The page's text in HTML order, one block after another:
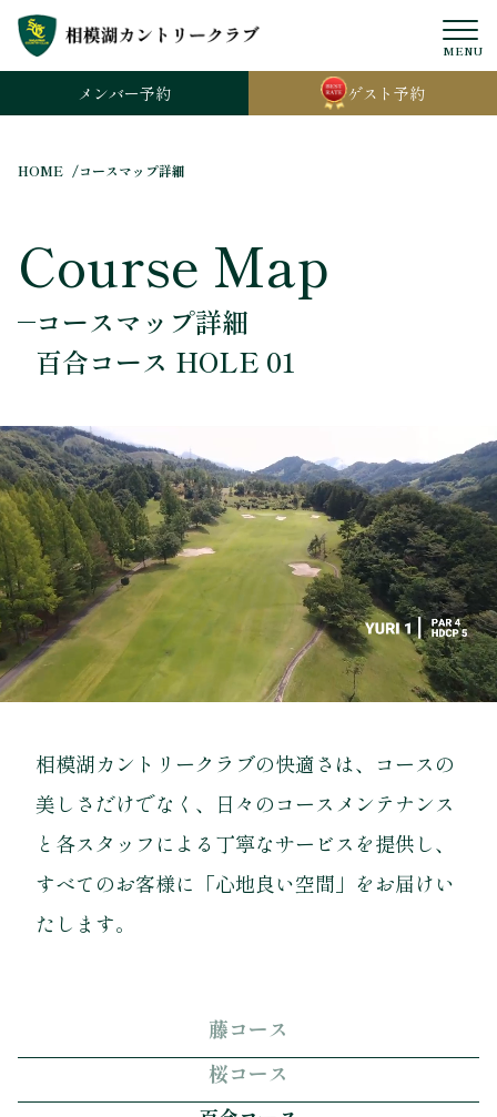
メンバー予約 ゲスト 予約
MENU
HOME コースマップ詳細
Course Map
コースマップ詳細
百合コース HOLE 01
相模湖カントリークラブの快適さは、コースの
美しさだけでなく、日々のコースメンテナンス
と各スタッフによる丁寧なサービスを提供し、
すべてのお客様に「心地良い空間」をお届けい
たします。
藤コース
桜コース